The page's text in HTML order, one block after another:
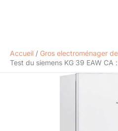
Accueil
Gros electroménager
Test du siemens KG 39 EAW